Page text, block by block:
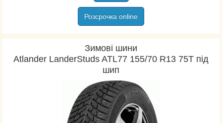
Розсрочка online
Зимові шини
Atlander LanderStuds ATL77 155/70 R13 75T під
шип